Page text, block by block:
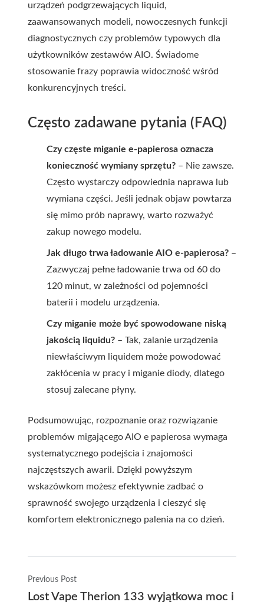
urządzeń podgrzewających liquid,
zaawansowanych modeli, nowoczesnych funkcji
diagnostycznych czy problemów typowych dla
użytkowników zestawów AIO. Świadome
stosowanie frazy poprawia widoczność wśród
konkurencyjnych treści.
Często zadawane pytania (FAQ)
Czy częste miganie e-papierosa oznacza
konieczność wymiany sprzętu? – Nie zawsze.
Często wystarczy odpowiednia naprawa lub
wymiana części. Jeśli jednak objaw powtarza
się mimo prób naprawy, warto rozważyć
zakup nowego modelu.
Jak długo trwa ładowanie AIO e-papierosa? –
Zazwyczaj pełne ładowanie trwa od 60 do
120 minut, w zależności od pojemności
baterii i modelu urządzenia.
Czy miganie może być spowodowane niską
jakością liquidu? – Tak, zalanie urządzenia
niewłaściwym liquidem może powodować
zakłócenia w pracy i miganie diody, dlatego
stosuj zalecane płyny.
Podsumowując, rozpoznanie oraz rozwiązanie
problemów migającego AIO e papierosa wymaga
systematycznego podejścia i znajomości
najczęstszych awarii. Dzięki powyższym
wskazówkom możesz efektywnie zadbać o
sprawność swojego urządzenia i cieszyć się
komfortem elektronicznego palenia na co dzień.
Previous Post
Lost Vape Therion 133 wyjątkowa moc i styl